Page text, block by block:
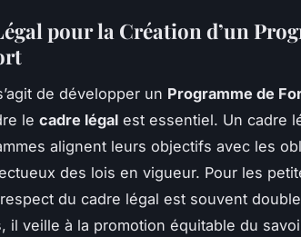
pour la Création d’un
de développer un Programme de
le cadre légal est essentiel. Un cadre
alignent leurs objectifs avec les
des lois en vigueur. Pour les
du cadre légal est souvent
il veille à la promotion équitable du